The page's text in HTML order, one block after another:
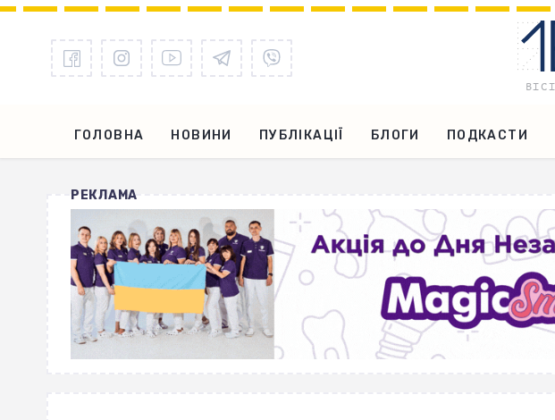
ГОЛОВНА НОВИНИ ПУБЛІКАЦІЇ БЛОГИ ПОДКАСТИ
РЕКЛАМА